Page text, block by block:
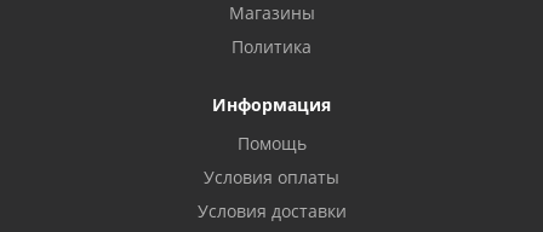
Магазины
Политика
Информация
Помощь
Условия оплаты
Условия доставки